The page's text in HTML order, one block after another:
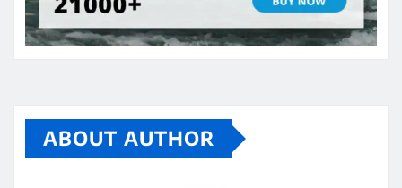
ABOUT AUTHOR